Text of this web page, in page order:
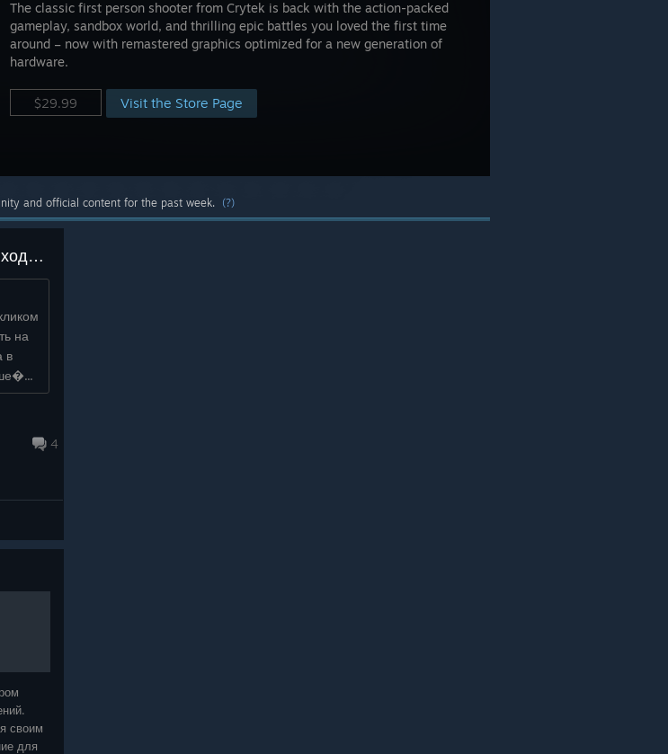
The classic first person shooter from Crytek is back with the action-packed
gameplay, sandbox world, and thrilling epic battles you loved the first time
around – now with remastered graphics optimized for a new generation of
hardware.
$29.99 Visit the Store Page
and official content for the past week. (?)
Проблема при смене языка в самом начале входа в игру
на
в
4
своим
для